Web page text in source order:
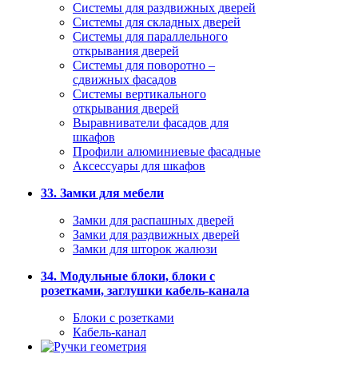
Системы для раздвижных дверей
Системы для складных дверей
Системы для параллельного
открывания дверей
Системы для поворотно –
сдвижных фасадов
Системы вертикального
открывания дверей
Выравниватели фасадов для
шкафов
Профили алюминиевые фасадные
Аксессуары для шкафов
33. Замки для мебели
Замки для распашных дверей
Замки для раздвижных дверей
Замки для шторок жалюзи
34. Модульные блоки, блоки с
розетками, заглушки кабель-канала
Блоки с розетками
Кабель-канал